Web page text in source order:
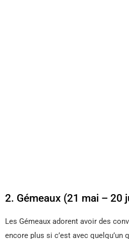
2. Gémeaux (21 mai – 20
Les Gémeaux adorent avoir des
encore plus si c’est avec quelqu’un